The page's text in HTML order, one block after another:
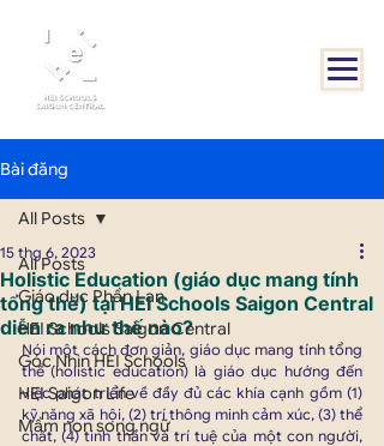
Bài đăng
All Posts
Giáo dục Phần Lan
HEI Schools Saigon Central
Góc Nhìn HEI Schools
HEI Saigon Life
Mầm non song ngữ
All Posts
Holistic Education (giáo dục mang tính
tổng thể) tại HEI Schools Saigon Central
diễn ra như thế nào?
15 thg 6, 2023
Nói một cách đơn giản, giáo dục mang tính tổng
thể (holistic education) là giáo dục hướng đến
việc phát triển về đầy đủ các khía cạnh gồm (1)
kỹ năng xã hội, (2) trí thông minh cảm xúc, (3) thể
chất, (4) tinh thần và trí tuệ của một con người,